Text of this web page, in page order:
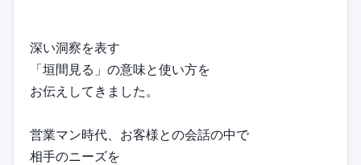
深い洞察を表す
「垣間見る」の意味と使い方を
お伝えしてきました。
営業マン時代、お客様との会話の中で
相手のニーズを